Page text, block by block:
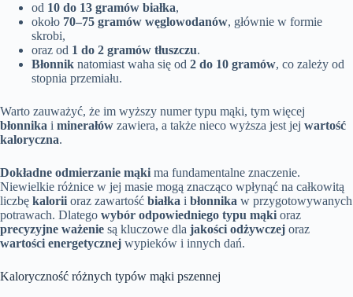
od 10 do 13 gramów białka,
około 70–75 gramów węglowodanów, głównie w formie
skrobi,
oraz od 1 do 2 gramów tłuszczu.
Błonnik natomiast waha się od 2 do 10 gramów, co zależy od
stopnia przemiału.
Warto zauważyć, że im wyższy numer typu mąki, tym więcej
błonnika i minerałów zawiera, a także nieco wyższa jest jej wartość
kaloryczna.
Dokładne odmierzanie mąki ma fundamentalne znaczenie.
Niewielkie różnice w jej masie mogą znacząco wpłynąć na całkowitą
liczbę kalorii oraz zawartość białka i błonnika w przygotowywanych
potrawach. Dlatego wybór odpowiedniego typu mąki oraz
precyzyjne ważenie są kluczowe dla jakości odżywczej oraz
wartości energetycznej wypieków i innych dań.
Kaloryczność różnych typów mąki pszennej